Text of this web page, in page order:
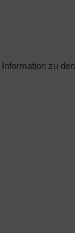
Information zu den